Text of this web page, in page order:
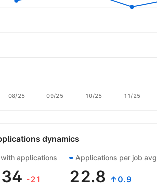
08/25 09/25 10/25 11/25
dynamics
applications
-21
Applications per job avg
22.8 ↑0.9